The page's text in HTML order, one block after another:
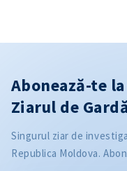
Abonează-te la
Ziarul de
Singurul ziar de
Republica Moldova.